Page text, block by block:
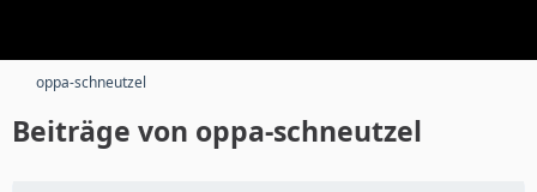
oppa-schneutzel
Beiträge von oppa-schneutzel